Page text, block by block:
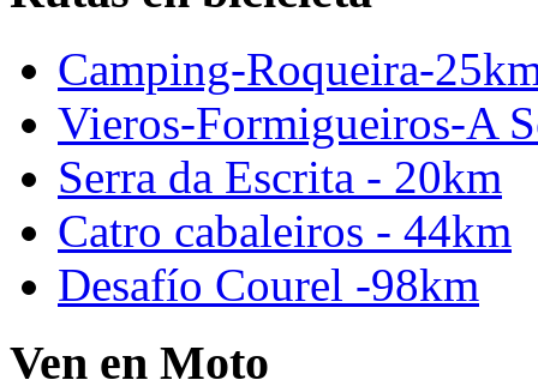
Camping-Roqueira-
Vieros-Formigueiros-A
Serra da Escrita - 20km
Catro cabaleiros - 44km
Desafío Courel -98km
Ven en Moto